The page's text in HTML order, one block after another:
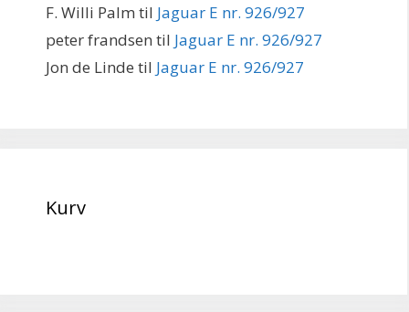
F. Willi Palm til Jaguar E nr. 926/927
peter frandsen til Jaguar E nr. 926/927
Jon de Linde til Jaguar E nr. 926/927
Kurv